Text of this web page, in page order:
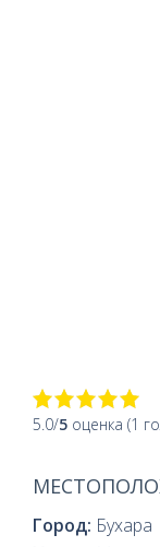
5.0/5 оценка (1
Город: Бухара